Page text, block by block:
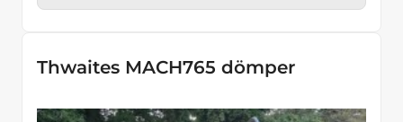
Thwaites MACH765 dömper